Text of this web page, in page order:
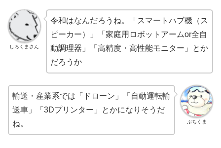
しろくまさん
令和はなんだろうね。「スマートハブ機（ス
ピーカー）」「家庭用ロボットアームor全自
動調理器」「高精度・高性能モニター」とか
だろうか
ぶちくま
輸送・産業系では「ドローン」「自動運転輸
送車」「3Dプリンター」とかになりそうだ
ね。